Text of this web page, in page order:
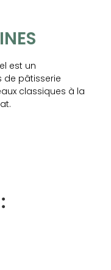
est un
de pâtisserie
classiques à la